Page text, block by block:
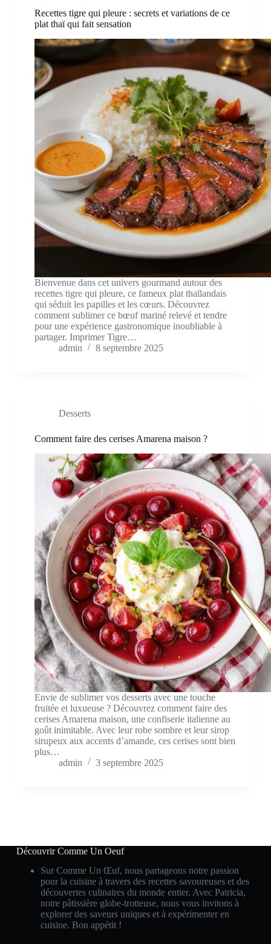
Recettes tigre qui pleure : secrets et variations de ce
plat thaï qui fait sensation
Bienvenue dans cet univers gourmand autour des
recettes tigre qui pleure, ce fameux plat thaïlandais
qui séduit les papilles et les cœurs. Découvrez
comment sublimer ce bœuf mariné relevé et tendre
pour une expérience gastronomique inoubliable à
partager. Imprimer Tigre…
admin
8 septembre 2025
Desserts
Comment faire des cerises Amarena maison ?
Envie de sublimer vos desserts avec une touche
fruitée et luxueuse ? Découvrez comment faire des
cerises Amarena maison, une confiserie italienne au
goût inimitable. Avec leur robe sombre et leur sirop
sirupeux aux accents d’amande, ces cerises sont bien
plus…
admin
3 septembre 2025
Découvrir Comme Un Oeuf
Sur Comme Un Œuf, nous partageons notre passion
pour la cuisine à travers des recettes savoureuses et des
découvertes culinaires du monde entier. Avec Patricia,
notre pâtissière globe-trotteuse, nous vous invitons à
explorer des saveurs uniques et à expérimenter en
cuisine. Bon appétit !